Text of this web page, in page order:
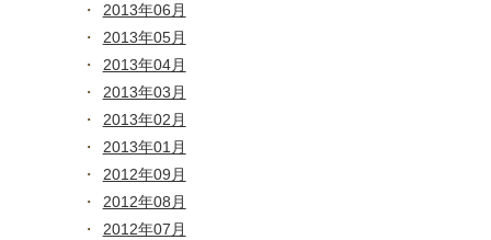
2013年06月
2013年05月
2013年04月
2013年03月
2013年02月
2013年01月
2012年09月
2012年08月
2012年07月